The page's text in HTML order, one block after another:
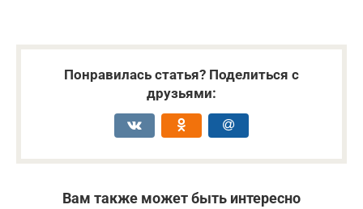
Понравилась статья? Поделиться с
друзьями:
Вам также может быть интересно